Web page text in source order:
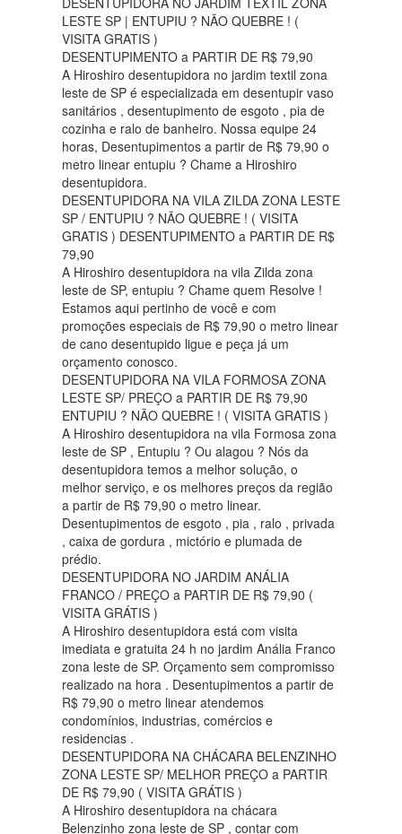
LESTE SP | ENTUPIU ? NÃO QUEBRE ! (
VISITA GRATIS )
DESENTUPIMENTO a PARTIR DE R$ 79,90
A Hiroshiro desentupidora no jardim textil zona
leste de SP é especializada em desentupir vaso
sanitários , desentupimento de esgoto , pia de
cozinha e ralo de banheiro. Nossa equipe 24
horas, Desentupimentos a partir de R$ 79,90 o
metro linear entupiu ? Chame a Hiroshiro
desentupidora.
DESENTUPIDORA NA VILA ZILDA ZONA LESTE
SP / ENTUPIU ? NÃO QUEBRE ! ( VISITA
GRATIS ) DESENTUPIMENTO a PARTIR DE R$
79,90
A Hiroshiro desentupidora na vila Zilda zona
leste de SP, entupiu ? Chame quem Resolve !
Estamos aqui pertinho de você e com
promoções especiais de R$ 79,90 o metro linear
de cano desentupido ligue e peça já um
orçamento conosco.
DESENTUPIDORA NA VILA FORMOSA ZONA
LESTE SP/ PREÇO a PARTIR DE R$ 79,90
ENTUPIU ? NÃO QUEBRE ! ( VISITA GRATIS )
A Hiroshiro desentupidora na vila Formosa zona
leste de SP , Entupiu ? Ou alagou ? Nós da
desentupidora temos a melhor solução, o
melhor serviço, e os melhores preços da região
a partir de R$ 79,90 o metro linear.
Desentupimentos de esgoto , pia , ralo , privada
, caixa de gordura , mictório e plumada de
prédio.
DESENTUPIDORA NO JARDIM ANÁLIA
FRANCO / PREÇO a PARTIR DE R$ 79,90 (
VISITA GRÁTIS )
A Hiroshiro desentupidora está com visita
imediata e gratuita 24 h no jardim Anália Franco
zona leste de SP. Orçamento sem compromisso
realizado na hora . Desentupimentos a partir de
R$ 79,90 o metro linear atendemos
condomínios, industrias, comércios e
residencias .
DESENTUPIDORA NA CHÁCARA BELENZINHO
ZONA LESTE SP/ MELHOR PREÇO a PARTIR
DE R$ 79,90 ( VISITA GRÁTIS )
A Hiroshiro desentupidora na chácara
Belenzinho zona leste de SP , contar com